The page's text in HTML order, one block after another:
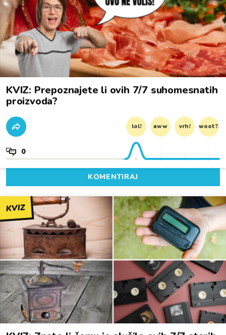
KVIZ: Prepoznajete li ovih 7/7 suhomesnatih
proizvoda?
lol! aww vrh! woot?!
0
KOMENTIRAJ
KVIZ